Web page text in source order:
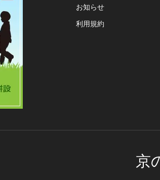
お知らせ
利用規約
京